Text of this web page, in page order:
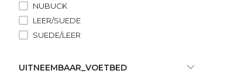
NUBUCK
LEER/SUEDE
SUEDE/LEER
UITNEEMBAAR_VOETBED